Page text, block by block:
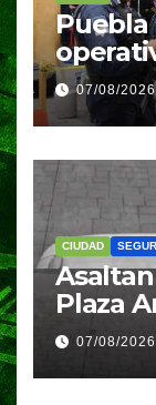
Puebla
fiestas
clases
07/08/
CIUDAD
Plaza
de07/08/2026